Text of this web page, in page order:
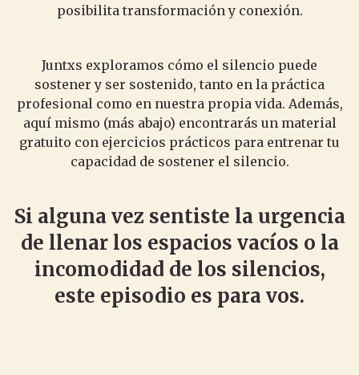
posibilita transformación y conexión.
Juntxs exploramos cómo el silencio puede
sostener y ser sostenido, tanto en la práctica
profesional como en nuestra propia vida. Además,
aquí mismo (más abajo) encontrarás un material
gratuito con ejercicios prácticos para entrenar tu
capacidad de sostener el silencio.
Si alguna vez sentiste la urgencia
de llenar los espacios vacíos o la
incomodidad de los silencios,
este episodio es para vos.